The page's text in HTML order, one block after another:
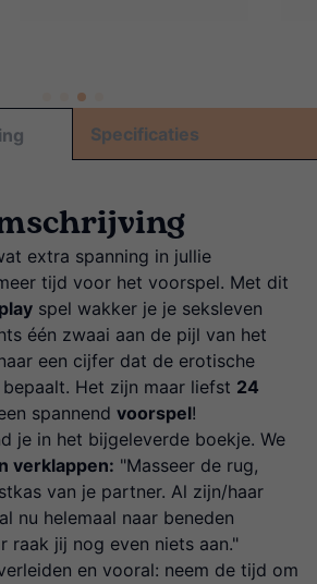
Specificaties
extra spanning in jullie
tijd voor het voorspel. Met dit
spel wakker je je seksleven
één zwaai aan de pijl van het
een cijfer dat de erotische
Het zijn maar liefst 24
spannend voorspel!
je in het bijgeleverde boekje. We
verklappen: "Masseer de rug,
van je partner. Al zijn/haar
nu helemaal naar beneden
raak jij nog even niets aan."
en vooral: neem de tijd om